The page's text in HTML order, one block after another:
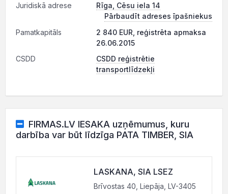
Juridiskā adrese
Rīga, Cēsu iela 14
Pārbaudīt adreses īpašniekus
Pamatkapitāls
2 840 EUR, reģistrēta apmaksa
26.06.2015
CSDD
CSDD reģistrētie
transportlīdzekļi
FIRMAS.LV IESAKA uzņēmumus, kuru
darbība var būt līdzīga PATA TIMBER, SIA
LASKANA, SIA LSEZ
Brīvostas 40, Liepāja, LV-3405